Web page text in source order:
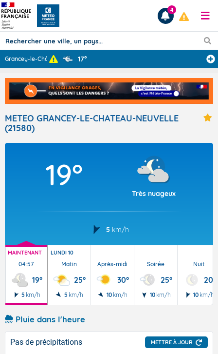
Prévisions
TOUS LES RÉSULTATS
4
Grancey-le-Chât... 17°
METEO GRANCEY-LE-CHATEAU-NEUVELLE
(21580)
19°
Très nuageux
5 km/h
MAINTENANT
04:57
19°
5 km/h
LUNDI 10
Matin
25°
5 km/h
Après-midi
30°
10 km/h
Soirée
25°
10 km/h
Nuit
20°
10 km/h
Pluie dans l'heure
Pas de précipitations METTRE À JOUR